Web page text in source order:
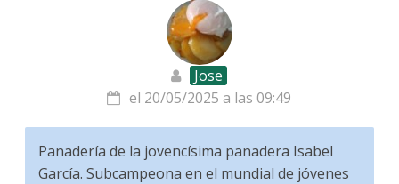
Jose
el 20/05/2025 a las 09:49
Panadería de la jovencísima panadera Isabel
García. Subcampeona en el mundial de jóvenes